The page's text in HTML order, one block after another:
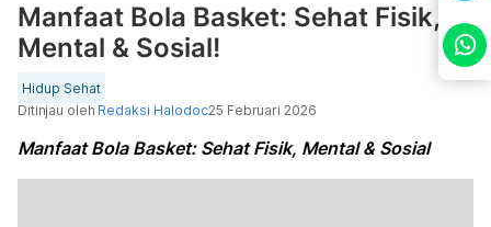
Manfaat Bola Basket: Sehat Fisik,
Mental & Sosial!
Hidup Sehat
Ditinjau oleh Redaksi Halodoc25 Februari 2026
Manfaat Bola Basket: Sehat Fisik, Mental & Sosial